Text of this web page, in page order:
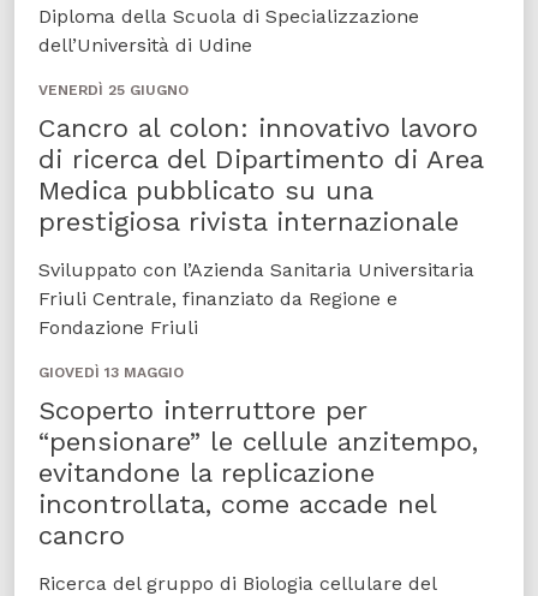
Diploma della Scuola di Specializzazione
dell’Università di Udine
VENERDÌ 25 GIUGNO
Cancro al colon: innovativo lavoro
di ricerca del Dipartimento di Area
Medica pubblicato su una
prestigiosa rivista internazionale
Sviluppato con l’Azienda Sanitaria Universitaria
Friuli Centrale, finanziato da Regione e
Fondazione Friuli
GIOVEDÌ 13 MAGGIO
Scoperto interruttore per
“pensionare” le cellule anzitempo,
evitandone la replicazione
incontrollata, come accade nel
cancro
Ricerca del gruppo di Biologia cellulare del